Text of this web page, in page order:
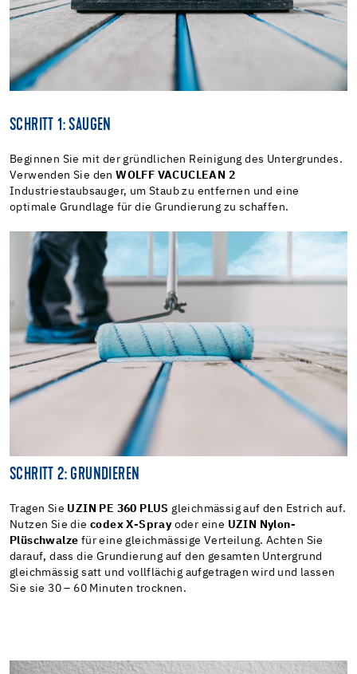
SCHRITT 1: SAUGEN
Beginnen Sie mit der gründlichen Reinigung des Untergrundes.
Verwenden Sie denWOLFF VACUCLEAN 2
Industriestaubsauger, um Staub zu entfernen und eine
optimale Grundlage für die Grundierung zu schaffen.
SCHRITT 2: GRUNDIEREN
Tragen Sie UZIN PE 360 PLUS gleichmässig auf den Estrich auf.
Nutzen Sie diecodex X-Sprayoder eine UZIN Nylon-
Plüschwalze für eine gleichmässige Verteilung. Achten Sie
darauf, dass die Grundierung auf den gesamten Untergrund
gleichmässig satt und vollflächig aufgetragen wird und lassen
Sie sie 30 – 60 Minuten trocknen.